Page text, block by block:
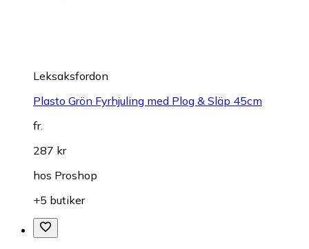
Leksaksfordon
Plasto Grön Fyrhjuling med Plog & Släp 45cm
fr.
287 kr
hos Proshop
+5 butiker